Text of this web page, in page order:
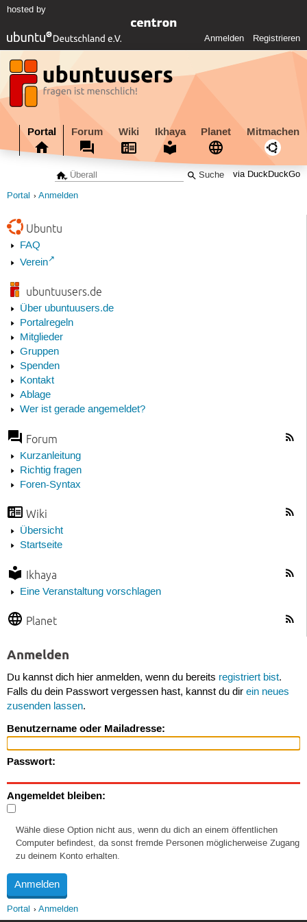
hosted by
Anmelden Registrieren
Portal Forum Wiki Ikhaya Planet Mitmachen
via DuckDuckGo
Portal Anmelden
Ubuntu
FAQ
Verein
ubuntuusers.de
Über ubuntuusers.de
Portalregeln
Mitglieder
Gruppen
Spenden
Kontakt
Ablage
Wer ist gerade angemeldet?
Forum
Kurzanleitung
Richtig fragen
Foren-Syntax
Wiki
Übersicht
Startseite
Ikhaya
Eine Veranstaltung vorschlagen
Planet
Anmelden
Du kannst dich hier anmelden, wenn du bereits registriert bist.
Falls du dein Passwort vergessen hast, kannst du dir ein neues
zusenden lassen.
Benutzername oder Mailadresse:
Passwort:
Angemeldet bleiben:
Wähle diese Option nicht aus, wenn du dich an einem öffentlichen
Computer befindest, da sonst fremde Personen möglicherweise Zugang
zu deinem Konto erhalten.
Portal Anmelden